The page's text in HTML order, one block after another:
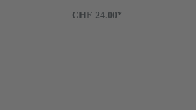
CHF 24.00*